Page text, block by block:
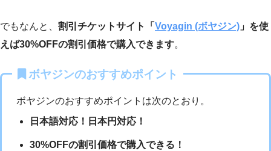
でもなんと、 割引チケットサイト「 Voyagin (ボヤジン) 」を使
えば30%OFFの割引価格で購入できます。
ボヤジンのおすすめポイント
ボヤジンのおすすめポイントは次のとおり。
日本語対応！日本円対応！
30%OFFの割引価格で購入できる！